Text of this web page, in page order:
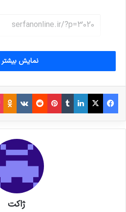
نمایش
فیس بوک X لینکدین
‫تامبلر‫پین‌ترست
‫رددیت
ژاکت